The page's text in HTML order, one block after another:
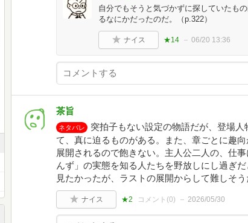
自分でもそうと気づかずに探していたも
るなにかだったのだ。（p.322）
ナイス ★14 06/20 13:36
茶旨
ネタバレ
突拍子もない設定の物語だが、登場
て、真に迫るものがある。また、章ごとに趣
展開されるので飽きない。主人公二人の、仕
んず」の実態を知る人たちを野放しにし過ぎ
見たかったが、ラストの展開からして難しそう
ナイス ★2 コメント(0) 2026/05/30